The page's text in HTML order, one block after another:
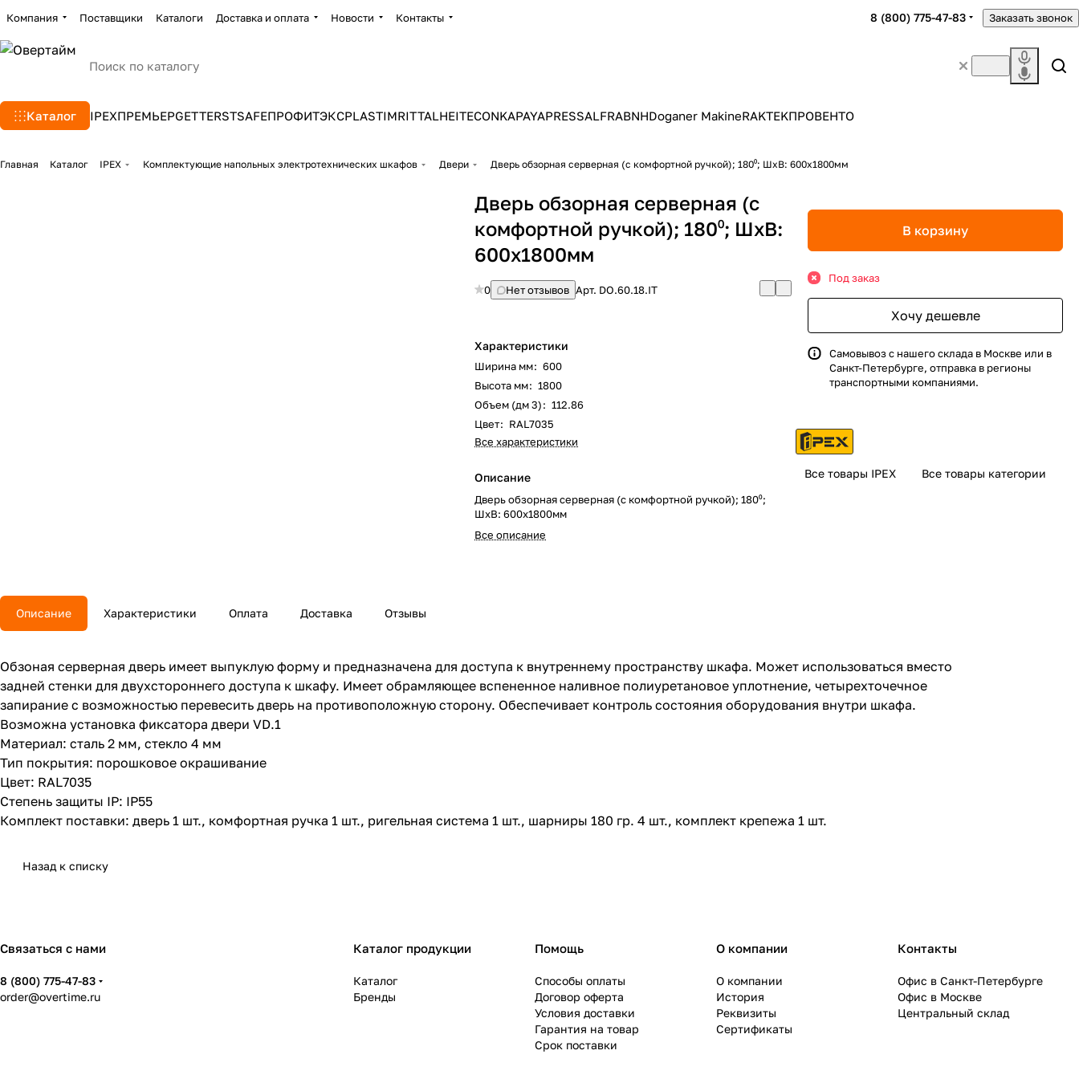
Компания Поставщики Каталоги Доставка и оплата Новости Контакты 8 (800) 775-47-83 Заказать звонок
Каталог IPEXПРЕМЬЕРGETTERSTSAFEПРОФИТЭКСPLASTIMRITTALHEITECONKAPAYAPRESSALFRABNHDoganer MakineRAKTEKПРОВЕНТО
Главная Каталог IPEX Комплектующие напольных электротехнических шкафов Двери Дверь обзорная серверная (с комфортной ручкой); 180⁰; ШхВ: 600х1800мм
Дверь обзорная серверная (с
комфортной ручкой); 180⁰; ШхВ:
600х1800мм
0 Нет отзывов Арт. DO.60.18.IT
Характеристики
Ширина мм: 600
Высота мм: 1800
Объем (дм 3): 112.86
Цвет: RAL7035
Все характеристики
Описание
Дверь обзорная серверная (с комфортной ручкой); 180⁰;
ШхВ: 600х1800мм
Все описание
В корзину
Под заказ
Хочу дешевле
Самовывоз с нашего склада в Москве или в
Санкт-Петербурге, отправка в регионы
транспортными компаниями.
Все товары IPEX Все товары категории
Описание Характеристики Оплата Доставка Отзывы
Обзоная серверная дверь имеет выпуклую форму и предназначена для доступа к внутреннему пространству шкафа. Может использоваться вместо
задней стенки для двухстороннего доступа к шкафу. Имеет обрамляющее вспененное наливное полиуретановое уплотнение, четырехточечное
запирание с возможностью перевесить дверь на противоположную сторону. Обеспечивает контроль состояния оборудования внутри шкафа.
Возможна установка фиксатора двери VD.1
Материал: сталь 2 мм, стекло 4 мм
Тип покрытия: порошковое окрашивание
Цвет: RAL7035
Степень защиты IP: IP55
Комплект поставки: дверь 1 шт., комфортная ручка 1 шт., ригельная система 1 шт., шарниры 180 гр. 4 шт., комплект крепежа 1 шт.
Назад к списку
Связаться с нами
8 (800) 775-47-83
order@overtime.ru
Каталог продукции
Каталог
Бренды
Помощь
Способы оплаты
Договор оферта
Условия доставки
Гарантия на товар
Срок поставки
О компании
О компании
История
Реквизиты
Сертификаты
Контакты
Офис в Санкт-Петербурге
Офис в Москве
Центральный склад